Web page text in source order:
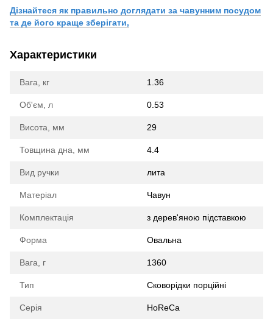
Дізнайтеся як правильно доглядати за чавунним посудом
та де його краще зберігати,
Характеристики
Вага, кг 1.36
Об'єм, л 0.53
Висота, мм 29
Товщина дна, мм 4.4
Вид ручки лита
Матеріал Чавун
Комплектація з дерев'яною підставкою
Форма Овальна
Вага, г 1360
Тип Сковорідки порційні
Серія HoReCa